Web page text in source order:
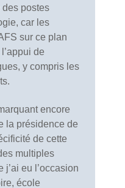
postes
car les
sur ce plan
de
y compris les
encore
la présidence de
de cette
multiples
eu l’occasion
école